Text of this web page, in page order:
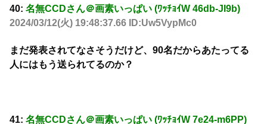
40: 名無CCDさん＠画素いっぱい (ﾜｯﾁｮｲW 46db-JI9b)
2024/03/12(火) 19:48:37.66 ID:Uw5VypMc0
まだ発表されてなさそうだけど、90名だからあたってる
人にはもう送られてるのか？
41: 名無CCDさん＠画素いっぱい (ﾜｯﾁｮｲW 7e24-m6PP)